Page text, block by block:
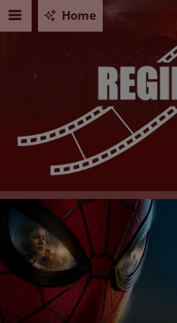
Home